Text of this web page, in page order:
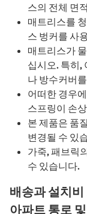
스의 전체 면
매트리스를
스 벙커를 사
매트리스가
십시오. 특히,
나 방수커버
어떠한 경우
스프링이 손
본 제품은 품
변경될 수 있
가죽, 패브릭
수 있습니다.
배송과 설치
아파트 통로